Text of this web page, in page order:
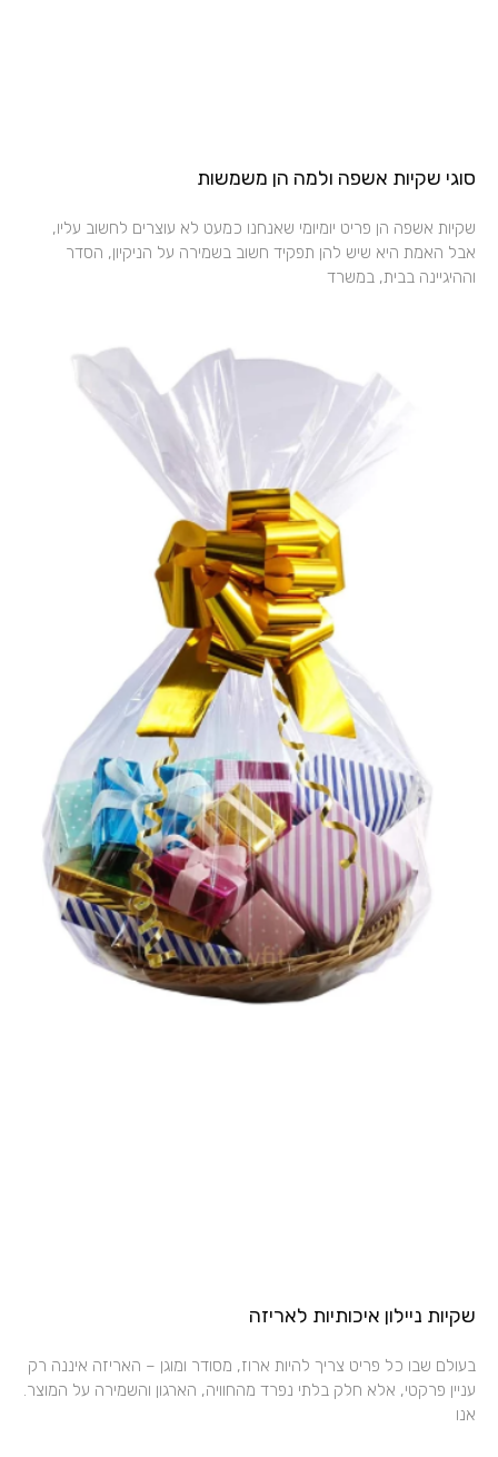
סוגי שקיות אשפה ולמה הן משמשות
שקיות אשפה הן פריט יומיומי שאנחנו כמעט לא עוצרים לחשוב עליו,
אבל האמת היא שיש להן תפקיד חשוב בשמירה על הניקיון, הסדר
וההיגיינה בבית, במשרד
שקיות ניילון איכותיות לאריזה
בעולם שבו כל פריט צריך להיות ארוז, מסודר ומוגן – האריזה איננה רק
עניין פרקטי, אלא חלק בלתי נפרד מהחוויה, הארגון והשמירה על המוצר.
אנו